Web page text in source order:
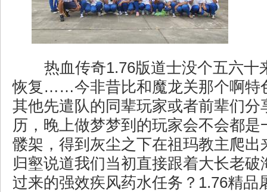
热血传奇1.76版道士没个五六十
恢复……今非昔比和魔龙关那个啊特
其他先遣队的同辈玩家或者前辈们分
历，晚上做梦梦到的玩家会不会都是
髅架，得到灰尘之下在祖玛教主爬出
归壑说道我们当初直接跟着大长老破
过来的强效疾风药水任务？1.76精品